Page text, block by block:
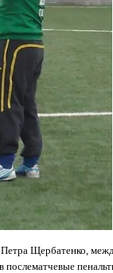
Щербатенко,